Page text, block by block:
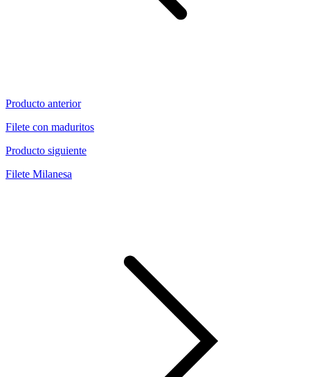
Producto anterior
Filete con maduritos
Producto siguiente
Filete Milanesa